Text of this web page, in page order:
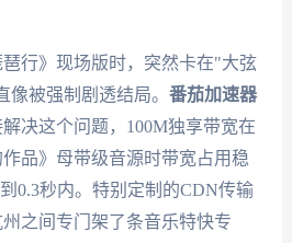
行》现场版时，突然卡在"大弦
被强制剧透结局。 番茄加速器
决这个问题，100M独享带宽在
品》母带级音源时带宽占用稳
0.3秒内。特别定制的CDN传输
之间专门架了条音乐特快专